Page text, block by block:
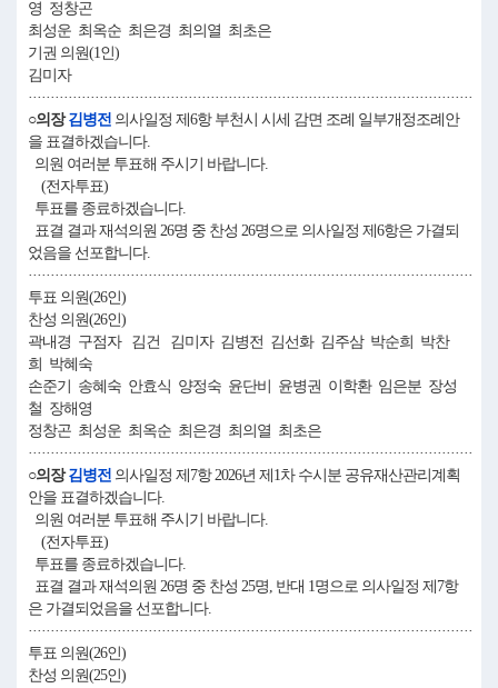
영 정창곤
최성운 최옥순 최은경 최의열 최초은
기권 의원(1인)
김미자
····································································································
○의장김병전 의사일정 제6항 부천시 시세 감면 조례 일부개정조례안
을 표결하겠습니다.
의원 여러분 투표해 주시기 바랍니다.
(전자투표)
투표를 종료하겠습니다.
표결 결과 재석의원 26명 중 찬성 26명으로 의사일정 제6항은 가결되
었음을 선포합니다.
····································································································
투표 의원(26인)
찬성 의원(26인)
곽내경 구점자 김건 김미자 김병전 김선화 김주삼 박순희 박찬
희 박혜숙
손준기 송혜숙 안효식 양정숙 윤단비 윤병권 이학환 임은분 장성
철 장해영
정창곤 최성운 최옥순 최은경 최의열 최초은
····································································································
○의장김병전 의사일정 제7항 2026년 제1차 수시분 공유재산관리계획
안을 표결하겠습니다.
의원 여러분 투표해 주시기 바랍니다.
(전자투표)
투표를 종료하겠습니다.
표결 결과 재석의원 26명 중 찬성 25명, 반대 1명으로 의사일정 제7항
은 가결되었음을 선포합니다.
····································································································
투표 의원(26인)
찬성 의원(25인)